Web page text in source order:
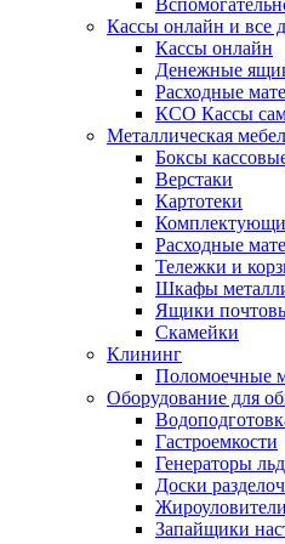
Кассы онлайн и все
Кассы онлайн
Денежные
Расходные
КСО Кассы
Металлическая
Боксы
Верстаки
Картотеки
Расходные
Тележки и
Шкафы
Ящики
Скамейки
Клининг
Поломоечные
Оборудование для
Гастроемкости
Генераторы
Доски
Жироуловители
Запайщики